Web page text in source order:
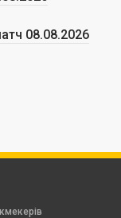
08.08.2026